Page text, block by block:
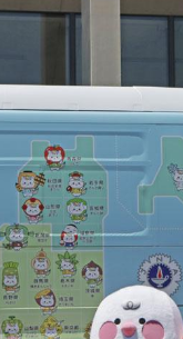
2022年9月 (7)
2022年8月 (7)
2022年7月 (15)
2022年6月 (9)
2022年5月 (6)
2022年4月 (7)
2022年3月 (11)
2022年2月 (7)
2022年1月 (8)